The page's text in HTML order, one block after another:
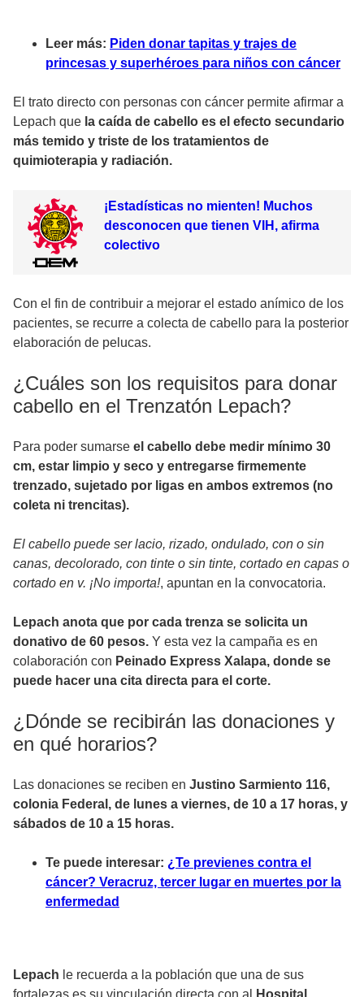
Leer más: Piden donar tapitas y trajes de
princesas y superhéroes para niños con cáncer
El trato directo con personas con cáncer permite afirmar a
Lepach que la caída de cabello es el efecto secundario
más temido y triste de los tratamientos de
quimioterapia y radiación.
¡Estadísticas no mienten! Muchos
desconocen que tienen VIH, afirma
colectivo
Con el fin de contribuir a mejorar el estado anímico de los
pacientes, se recurre a colecta de cabello para la posterior
elaboración de pelucas.
¿Cuáles son los requisitos para donar
cabello en el Trenzatón Lepach?
Para poder sumarse el cabello debe medir mínimo 30
cm, estar limpio y seco y entregarse firmemente
trenzado, sujetado por ligas en ambos extremos (no
coleta ni trencitas).
El cabello puede ser lacio, rizado, ondulado, con o sin
canas, decolorado, con tinte o sin tinte, cortado en capas o
cortado en v. ¡No importa!, apuntan en la convocatoria.
Lepach anota que por cada trenza se solicita un
donativo de 60 pesos. Y esta vez la campaña es en
colaboración con Peinado Express Xalapa, donde se
puede hacer una cita directa para el corte.
¿Dónde se recibirán las donaciones y
en qué horarios?
Las donaciones se reciben en Justino Sarmiento 116,
colonia Federal, de lunes a viernes, de 10 a 17 horas, y
sábados de 10 a 15 horas.
Te puede interesar: ¿Te previenes contra el
cáncer? Veracruz, tercer lugar en muertes por la
enfermedad
Lepach le recuerda a la población que una de sus